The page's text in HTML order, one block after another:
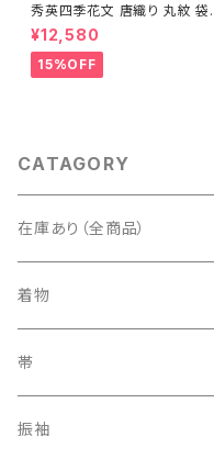
秀英四季花文 唐織り 丸紋 袋
正絹 金糸 ゴールド 紺 ピンク 7
05
¥12,580
15%OFF
CATAGORY
在庫あり（全商品）
着物
訪問着・付下げ
紬
帯
袋帯
振袖